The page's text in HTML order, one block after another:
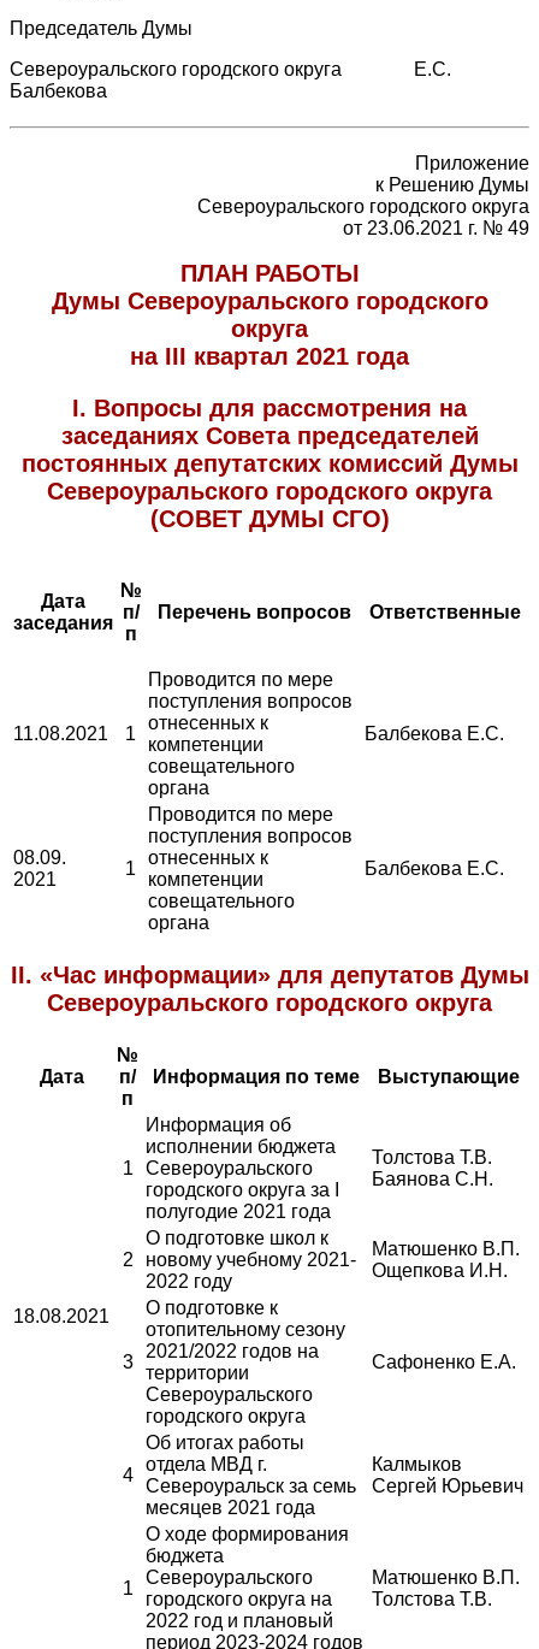
Председатель Думы
Североуральского городского округа Е.С.
Балбекова
Приложение
к Решению Думы
Североуральского городского округа
от 23.06.2021 г. № 49
ПЛАН РАБОТЫ
Думы Североуральского городского
округа
на III квартал 2021 года
I. Вопросы для рассмотрения на
заседаниях Совета председателей
постоянных депутатских комиссий Думы
Североуральского городского округа
(СОВЕТ ДУМЫ СГО)
Дата
заседания
№
п/
п
Перечень вопросов Ответственные
11.08.2021 1
Проводится по мере
поступления вопросов
отнесенных к
компетенции
совещательного
органа
Балбекова Е.С.
08.09.
2021
1
Проводится по мере
поступления вопросов
отнесенных к
компетенции
совещательного
органа
Балбекова Е.С.
II. «Час информации» для депутатов Думы
Североуральского городского округа
Дата
№
п/
п
Информация по теме Выступающие
18.08.2021
1
Информация об
исполнении бюджета
Североуральского
городского округа за I
полугодие 2021 года
Толстова Т.В.
Баянова С.Н.
2
О подготовке школ к
новому учебному 2021-
2022 году
Матюшенко В.П.
Ощепкова И.Н.
3
О подготовке к
отопительному сезону
2021/2022 годов на
территории
Североуральского
городского округа
Сафоненко Е.А.
4
Об итогах работы
отдела МВД г.
Североуральск за семь
месяцев 2021 года
Калмыков
Сергей Юрьевич
1
О ходе формирования
бюджета
Североуральского
городского округа на
2022 год и плановый
период 2023-2024 годов
Матюшенко В.П.
Толстова Т.В.